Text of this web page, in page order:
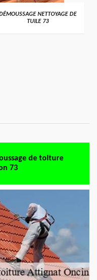
NETTOYAGE DE
TUILE 73
de toiture
73